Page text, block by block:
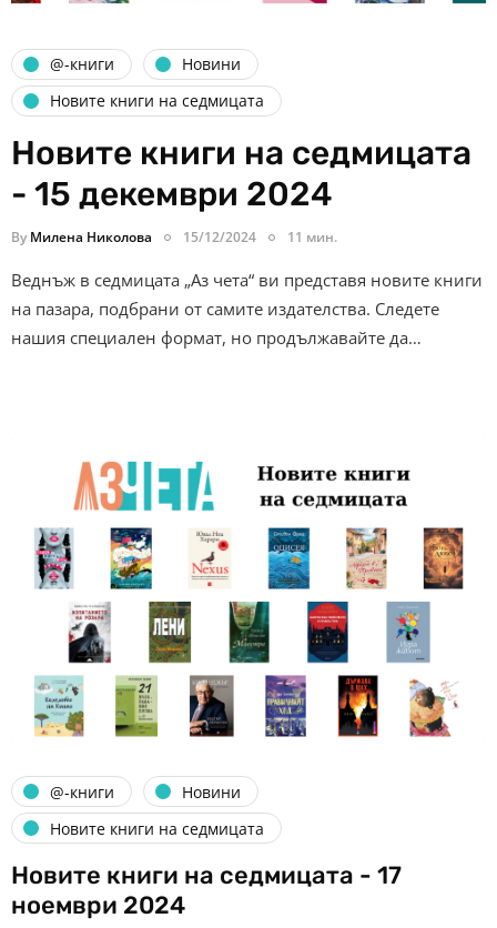
@-книги
Новини
Новите книги на седмицата
Новите книги на седмицата
- 15 декември 2024
By Милена Николова 15/12/2024 11 мин.
Веднъж в седмицата „Аз чета“ ви представя новите книги
на пазара, подбрани от самите издателства. Следете
нашия специален формат, но продължавайте да…
@-книги
Новини
Новите книги на седмицата
Новите книги на седмицата - 17
ноември 2024